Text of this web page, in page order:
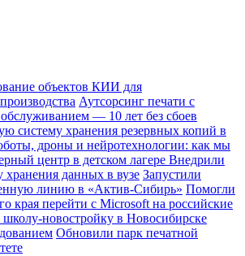
объектов КИИ для
Аутсорсинг печати с
— 10 лет без сбоев
систему хранения резервных копий в
дроны и нейротехнологии: как мы
центр в детском лагере Внедрили
хранения данных в вузе Запустили
линию в «Актив-Сибирь» Помогли
края перейти с Microsoft на российские
новостройку в Новосибирске
Обновили парк печатной